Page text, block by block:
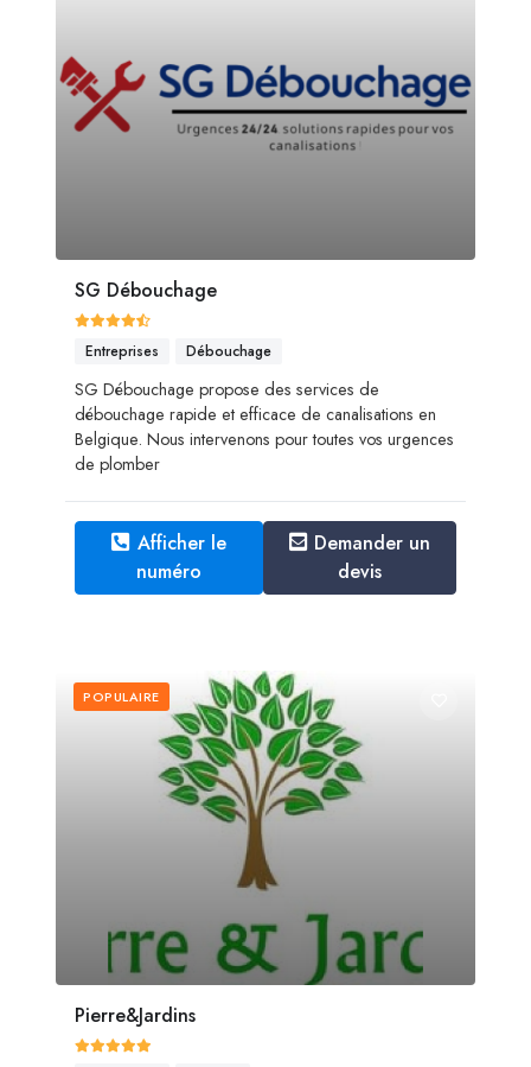
SG Débouchage
Entreprises Débouchage
SG Débouchage propose des services de
débouchage rapide et efficace de canalisations en
Belgique. Nous intervenons pour toutes vos urgences
de plomber
Afficher le
numéro
Demander un
devis
POPULAIRE
Pierre&Jardins